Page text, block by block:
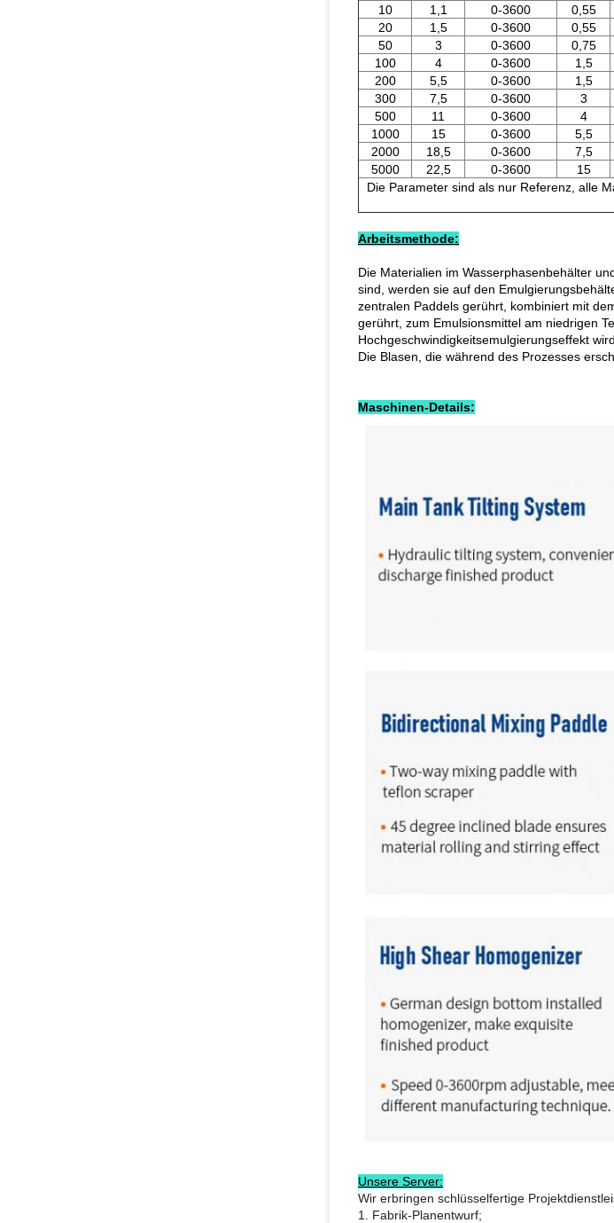
10
1,1 0-3600 0,55
20
1,5 0-3600 0,55
50
3 0-3600 0,75
100
4 0-3600 1,5
200
5,5 0-3600 1,5
300
7,5 0-3600 3
500
11 0-3600 4
1000
15 0-3600 5,5
2000
18,5 0-3600 7,5
5000
22,5 0-3600 15
Die Parameter sind als nur Referenz, alle
Arbeitsmethode:
Die Materialien im Wasserphasenbehälter
sind, werden sie auf den
zentralen Paddels gerührt, kombiniert mit
gerührt, zum Emulsionsmittel am niedrigen
Hochgeschwindigkeitsemulgierungseffekt
Die Blasen, die während des Prozesses
Maschinen-Details:
Unsere Server:
Wir erbringen schlüsselfertige
1. Fabrik-Planentwurf;